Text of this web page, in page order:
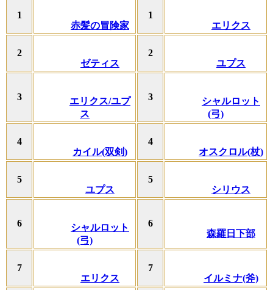
1
赤髪の冒険家
1
エリクス
2
ゼティス
2
ユプス
3
エリクス/ユプ
ス
3
シャルロット
(弓)
4
カイル(双剣)
4
オスクロル(杖)
5
ユプス
5
シリウス
6
シャルロット
(弓)
6
森羅日下部
7
エリクス
7
イルミナ(斧)